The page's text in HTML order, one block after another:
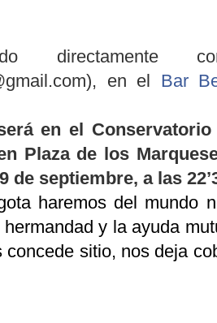
directamente
en el Bar
en el
Plaza de los
de septiembre, a las
haremos del mundo
y la ayuda
concede sitio, nos deja